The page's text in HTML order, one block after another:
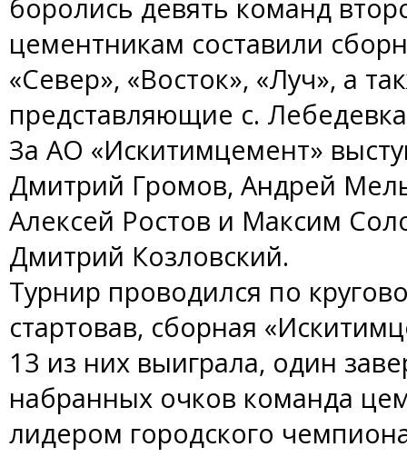
боролись девять команд
цементникам составили
«Север», «Восток», «Луч», а
представляющие с.
За АО «Искитимцемент»
Дмитрий Громов, Андрей
Алексей Ростов и Максим
Дмитрий Козловский.
Турнир проводился по
стартовав, сборная
13 из них выиграла, один
набранных очков команда
лидером городского